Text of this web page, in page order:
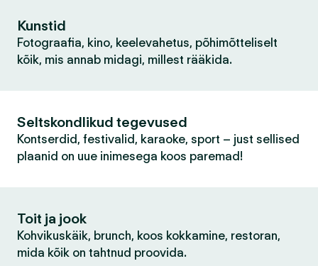
Kunstid
Fotograafia, kino, keelevahetus, põhimõtteliselt
kõik, mis annab midagi, millest rääkida.
Seltskondlikud tegevused
Kontserdid, festivalid, karaoke, sport – just sellised
plaanid on uue inimesega koos paremad!
Toit ja jook
Kohvikuskäik, brunch, koos kokkamine, restoran,
mida kõik on tahtnud proovida.